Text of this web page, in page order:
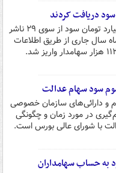
شش هزار و ۶۹ میلیارد تومان سود از سوی ۲۹ ناشر
سال جاری از طریق اطلاعات
سود سهام عدالت
و دارائی‌های سازمان خصوصی
در مورد زمان و چگونگی
با شورای عالی بورس است.